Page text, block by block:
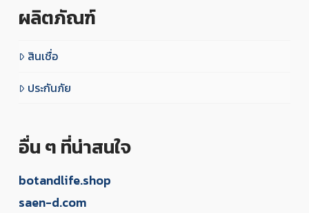
ผลิตภัณฑ์
สินเชื่อ
ประกันภัย
อื่น ๆ ที่น่าสนใจ
botandlife.shop
saen-d.com